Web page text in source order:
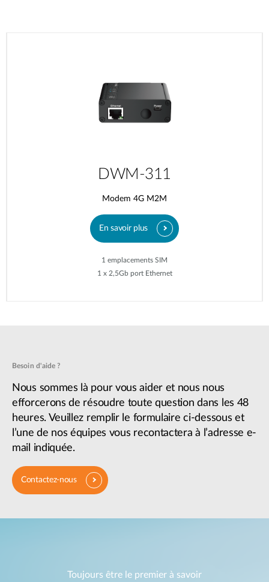
DWM-311
Modem 4G M2M
En savoir plus
1 emplacements SIM
1 x 2,5Gb port Ethernet
Besoin d'aide ?
Nous sommes là pour vous aider et nous nous
efforcerons de résoudre toute question dans les 48
heures. Veuillez remplir le formulaire ci-dessous et
l’une de nos équipes vous recontactera à l’adresse e-
mail indiquée.
Contactez-nous
Toujours être le premier à savoir